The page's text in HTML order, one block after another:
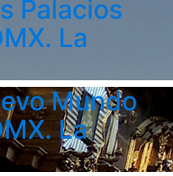
Palacios
La
Mundo
La